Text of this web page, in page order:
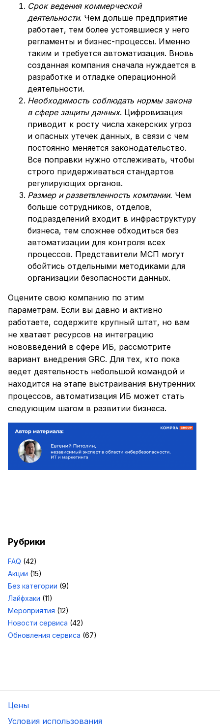
Срок ведения коммерческой
деятельности. Чем дольше предприятие
работает, тем более устоявшиеся у него
регламенты и бизнес-процессы. Именно
таким и требуется автоматизация. Вновь
созданная компания сначала нуждается в
разработке и отладке операционной
деятельности.
Необходимость соблюдать нормы закона
в сфере защиты данных. Цифровизация
приводит к росту числа хакерских угроз
и опасных утечек данных, в связи с чем
постоянно меняется законодательство.
Все поправки нужно отслеживать, чтобы
строго придерживаться стандартов
регулирующих органов.
Размер и разветвленность компании. Чем
больше сотрудников, отделов,
подразделений входит в инфраструктуру
бизнеса, тем сложнее обходиться без
автоматизации для контроля всех
процессов. Представители МСП могут
обойтись отдельными методиками для
организации безопасности данных.
Оцените свою компанию по этим
параметрам. Если вы давно и активно
работаете, содержите крупный штат, но вам
не хватает ресурсов на интеграцию
нововведений в сфере ИБ, рассмотрите
вариант внедрения GRC. Для тех, кто пока
ведет деятельность небольшой командой и
находится на этапе выстраивания внутренних
процессов, автоматизация ИБ может стать
следующим шагом в развитии бизнеса.
Рубрики
FAQ (42)
Акции (15)
Без категории (9)
Лайфхаки (11)
Мероприятия (12)
Новости сервиса (42)
Обновления сервиса (67)
Цены
Условия использования